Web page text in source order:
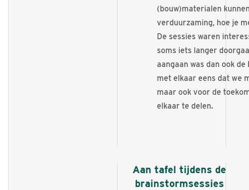
(bouw)materialen
verduurzaming, hoe je
De sessies waren
soms iets langer
aangaan was dan ook
met elkaar eens dat we
maar ook voor de
elkaar te delen.
Aan tafel tijdens de
brainstormsessies